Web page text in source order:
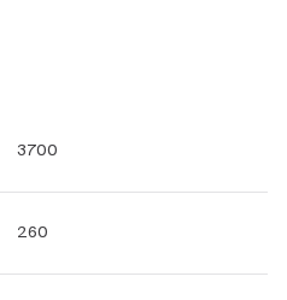
3700
260